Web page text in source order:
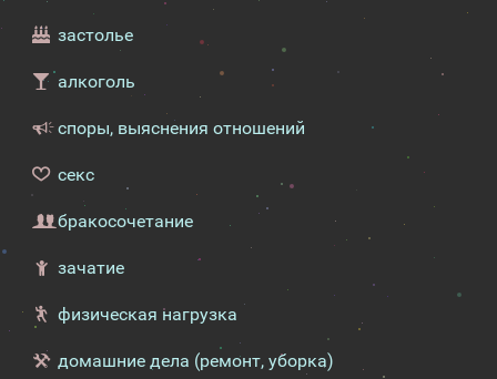
застолье
алкоголь
споры, выяснения отношений
секс
бракосочетание
зачатие
физическая нагрузка
домашние дела (ремонт, уборка)